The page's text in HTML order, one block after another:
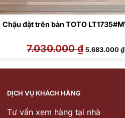
Chậu đặt trên bàn TOTO
7.030.000₫ Giá
gốc
là:
5.683.000₫
DỊCH VỤ KHÁCH HÀNG
Tư vấn xem hàng tại nhà